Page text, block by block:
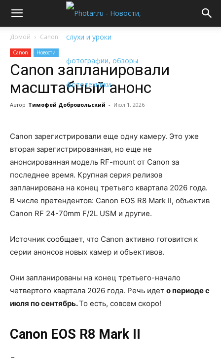
Домой Canon
Canon Новости
Canon запланировали
масштабный анонс
Автор Тимофей Добровольский - Июл 1, 2026
Canon зарегистрировали еще одну камеру. Это уже
вторая зарегистрированная, но еще не
анонсированная модель RF-mount от Canon за
последнее время. Крупная серия релизов
запланирована на конец третьего квартала 2026 года.
В числе претендентов: Canon EOS R8 Mark II, объектив
Canon RF 24-70mm F/2L USM и другие.
Источник сообщает, что Canon активно готовится к
серии анонсов новых камер и объективов.
Они запланированы на конец третьего-начало
четвертого квартала 2026 года. Речь идет о периоде с
июля по сентябрь.То есть, совсем скоро!
Canon EOS R8 Mark II